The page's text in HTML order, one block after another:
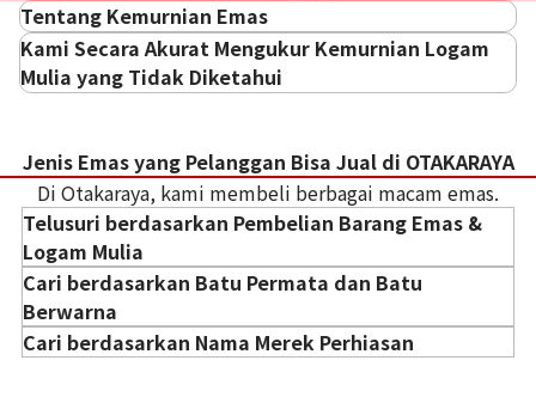
Tentang Kemurnian Emas
Kami Secara Akurat Mengukur Kemurnian Logam
Mulia yang Tidak Diketahui
Jenis Emas yang Pelanggan Bisa Jual di OTAKARAYA
Di Otakaraya, kami membeli berbagai macam emas.
Telusuri berdasarkan Pembelian Barang Emas &
Logam Mulia
Pembelian Emas Batangan
Pembelian Perhiasan Emas
Cari berdasarkan Batu Permata dan Batu
Berwarna
Cari berdasarkan Nama Merek Perhiasan